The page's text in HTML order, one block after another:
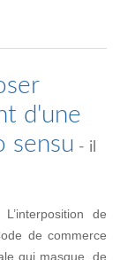
d'une
sensu - il
de
de commerce
qui masque, de